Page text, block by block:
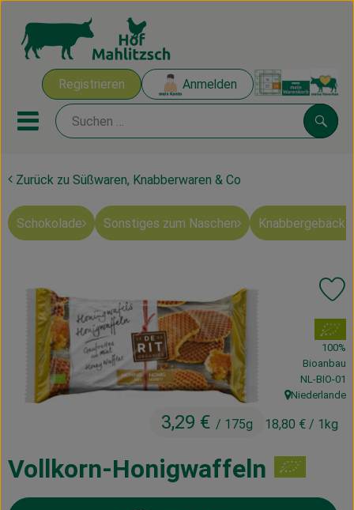
Registrieren Anmelden
Mobiles Menu öffnen oder
Ökokisten
Mahlitzscher Produkte
Ökokisten
Obst & Gemüse
Kühltheke
Vorratskammer
Haus, Garten & Co.
Zurück zu Süßwaren, Knabberwaren & Co
Schokolade Sonstiges zum Naschen Knabbergebäck
Vollkorn-Honigwaffeln
3,29 € / 175g 18,80 € / 1kg
, Verband:
100%
Bioanbau
,NL-BIO-01
, Herkunft:
Niederlande